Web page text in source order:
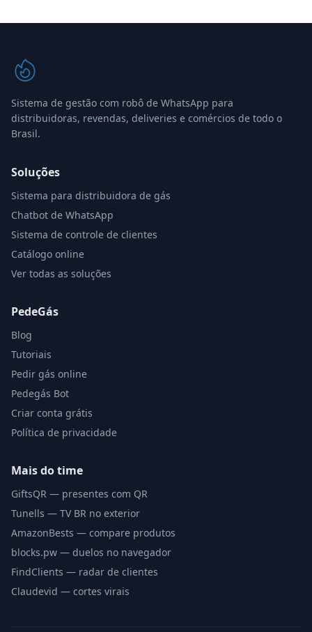
Sistema de gestão com robô de WhatsApp para
distribuidoras, revendas, deliveries e comércios de todo o
Brasil.
Soluções
Sistema para distribuidora de gás
Chatbot de WhatsApp
Sistema de controle de clientes
Catálogo online
Ver todas as soluções
PedeGás
Blog
Tutoriais
Pedir gás online
Pedegás Bot
Criar conta grátis
Política de privacidade
Mais do time
GiftsQR — presentes com QR
Tunells — TV BR no exterior
AmazonBests — compare produtos
blocks.pw — duelos no navegador
FindClients — radar de clientes
Claudevid — cortes virais